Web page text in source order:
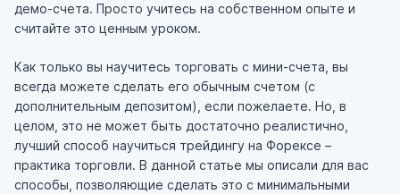
демо-счета. Просто учитесь на собственном опыте и
считайте это ценным уроком.
Как только вы научитесь торговать с мини-счета, вы
всегда можете сделать его обычным счетом (с
дополнительным депозитом), если пожелаете. Но, в
целом, это не может быть достаточно реалистично,
лучший способ научиться трейдингу на Форексе –
практика торговли. В данной статье мы описали для вас
способы, позволяющие сделать это с минимальными